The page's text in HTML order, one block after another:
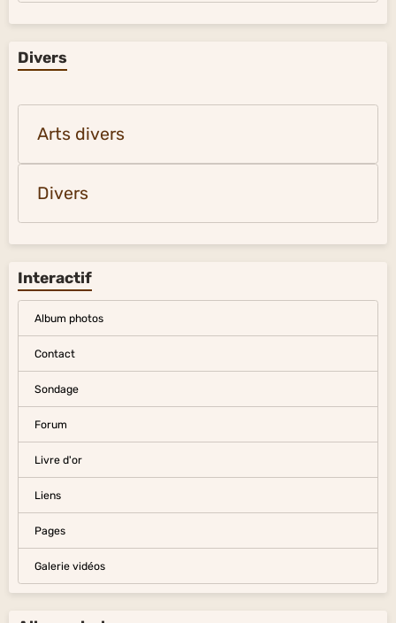
Divers
Arts divers
Divers
Interactif
Album photos
Contact
Sondage
Forum
Livre d'or
Liens
Pages
Galerie vidéos